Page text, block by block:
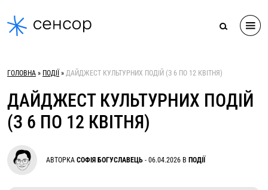
to
content
ГОЛОВНА » ПОДІЇ » ДАЙДЖЕСТ КУЛЬТУРНИХ ПОДІЙ (З 6 ПО 12 КВІТНЯ)
ДАЙДЖЕСТ КУЛЬТУРНИХ ПОДІЙ
(З 6 ПО 12 КВІТНЯ)
АВТОРКА СОФІЯ БОГУСЛАВЕЦЬ - 06.04.2026 В ПОДІЇ